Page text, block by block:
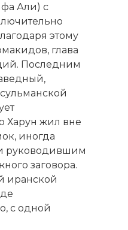
Али) с
этому
глава
Последним
Харун жил вне
иногда
руководившим
заговора.
иранской
с одной